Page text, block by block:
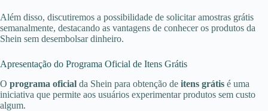
Além disso, discutiremos a possibilidade de solicitar amostras grátis
semanalmente, destacando as vantagens de conhecer os produtos da
Shein sem desembolsar dinheiro.
Apresentação do Programa Oficial de Itens Grátis
O programa oficial da Shein para obtenção de itens grátis é uma
iniciativa que permite aos usuários experimentar produtos sem custo
algum.